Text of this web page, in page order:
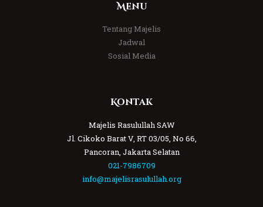
Menu
Tentang Majelis
Jadwal
Sosial Media
Kontak
Majelis Rasulullah SAW
Jl. Cikoko Barat V, RT 03/05, No 66,
Pancoran, Jakarta Selatan
021-7986709
info@majelisrasulullah.org